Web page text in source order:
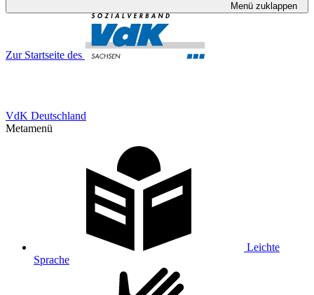
Menü zuklappen
Zur Startseite des
VdK Deutschland
Metamenü
Leichte
Sprache